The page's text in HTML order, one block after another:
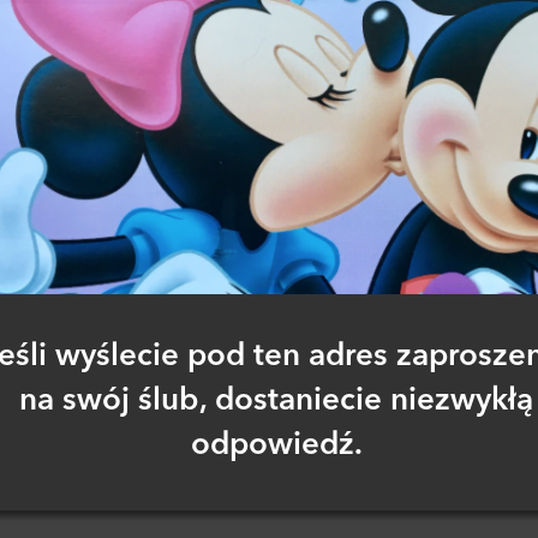
wyślecie pod ten adres
na swój ślub, dostaniecie niezwykłą
odpowiedź.